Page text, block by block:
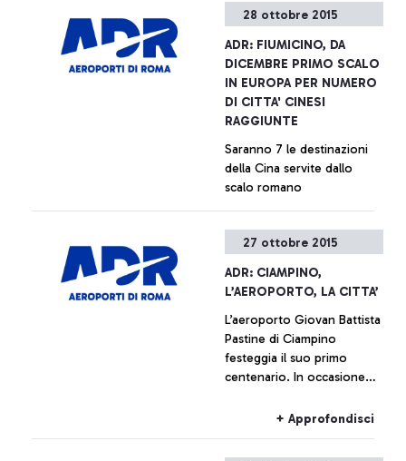
28 ottobre 2015
ADR: FIUMICINO, DA
DICEMBRE PRIMO SCALO
IN EUROPA PER NUMERO
DI CITTA' CINESI
RAGGIUNTE
Saranno 7 le destinazioni
della Cina servite dallo
scalo romano
+ Approfondisci
27 ottobre 2015
ADR: CIAMPINO,
L’AEROPORTO, LA CITTA’
L’aeroporto Giovan Battista
Pastine di Ciampino
festeggia il suo primo
centenario. In occasione
prossimo 27 ottobre fino al
+ Approfondisci